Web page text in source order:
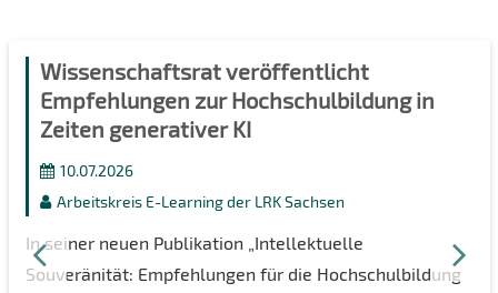
Wissenschaftsrat veröffentlicht
Empfehlungen zur Hochschulbildung in
Zeiten generativer KI
10.07.2026
Arbeitskreis E-Learning der LRK Sachsen
In seiner neuen Publikation „Intellektuelle
Souveränität: Empfehlungen für die Hochschulbildung